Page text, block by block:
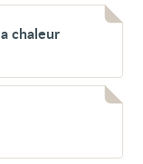
chaleur